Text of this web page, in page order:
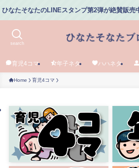
ひなたそなたのLINEスタンプ第2弾が絶賛販売
search
育児4コマ 年子ネタ ハハネタ
Home 育児4コマ